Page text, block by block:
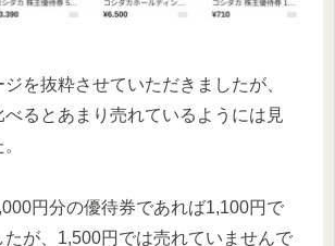
を抜粋させていただきましたが、
るとあまり売れているようには見
円分の優待券であれば1,100円で
たが、1,500円では売れていませんで